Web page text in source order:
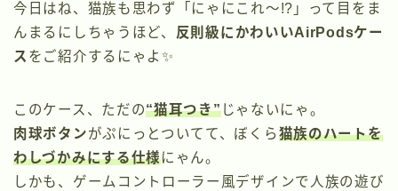
今日はね、猫族も思わず「にゃにこれ〜!?」って目をま
んまるにしちゃうほど、 反則級にかわいいAirPodsケー
ス をご紹介するにゃよ✨
このケース、ただの“猫耳つき”じゃないにゃ。
肉球ボタンがぷにっとついてて、ぼくら猫族のハートを
わしづかみにする仕様にゃん。
しかも、ゲームコントローラー風デザインで人族の遊び